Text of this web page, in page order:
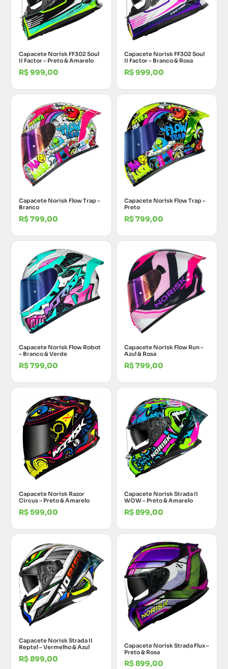
Capacete Norisk FF302 Soul
II Factor – Preto & Amarelo
R$999,00
Capacete Norisk FF302 Soul
II Factor – Branco & Rosa
R$999,00
Capacete Norisk Flow Trap –
Branco
R$799,00
Capacete Norisk Flow Trap –
Preto
R$799,00
Capacete Norisk Flow Robot
– Branco & Verde
R$799,00
Capacete Norisk Flow Run –
Azul & Rosa
R$799,00
Capacete Norisk Razor
Circus – Preto & Amarelo
R$599,00
Capacete Norisk Strada II
WOW – Preto & Amarelo
R$899,00
Capacete Norisk Strada II
Reptel – Vermelho & Azul
R$899,00
Capacete Norisk Strada Flux –
Preto & Rosa
R$899,00